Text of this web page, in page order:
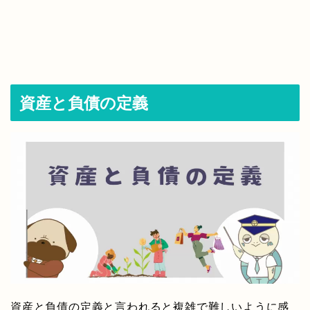
資産と負債の定義
資産と負債の定義と言われると複雑で難しいように感